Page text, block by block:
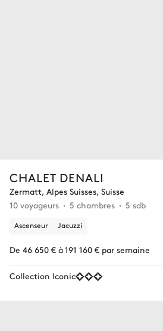
CHALET DENALI
Zermatt, Alpes Suisses, Suisse
10 voyageurs
5 chambres 5 sdb
Ascenseur Jacuzzi
De 46 650 € à 191 160 € par semaine
Collection Iconic